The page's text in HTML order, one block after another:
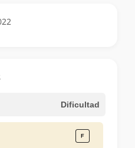
Dificultad